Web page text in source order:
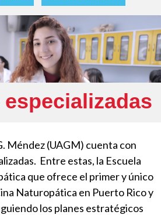
Méndez (UAGM) cuenta con
Entre estas, la Escuela
que ofrece el primer y único
Naturopática en Puerto Rico y
los planes estratégicos